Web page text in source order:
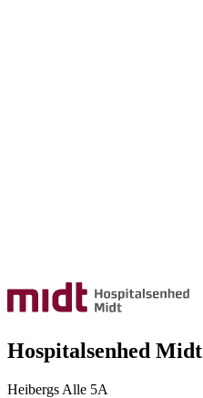
Hospitalsenhed Midt
Heibergs Alle 5A